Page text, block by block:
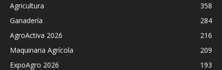
Agricultura
358
Ganadería
284
AgroActiva 2026
216
Maquinaria Agrícola
209
ExpoAgro 2026
193